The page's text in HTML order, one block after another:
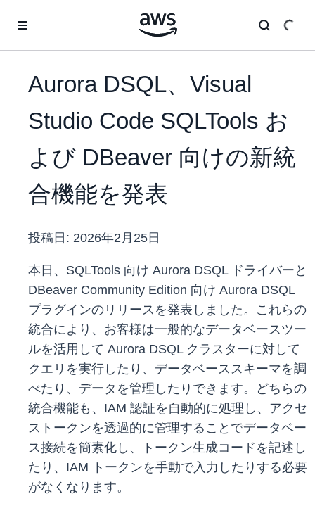
Aurora DSQL、Visual
Studio Code SQLTools お
よび DBeaver 向けの新統
合機能を発表
投稿日: 2026年2月25日
本日、SQLTools 向け Aurora DSQL ドライバーと
DBeaver Community Edition 向け Aurora DSQL
プラグインのリリースを発表しました。これらの
統合により、お客様は一般的なデータベースツー
ルを活用して Aurora DSQL クラスターに対して
クエリを実行したり、データベーススキーマを調
べたり、データを管理したりできます。どちらの
統合機能も、IAM 認証を自動的に処理し、アクセ
ストークンを透過的に管理することでデータベー
ス接続を簡素化し、トークン生成コードを記述し
たり、IAM トークンを手動で入力したりする必要
がなくなります。